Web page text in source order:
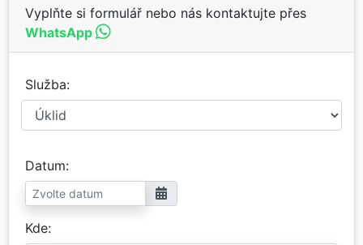
Vyplňte si formulář nebo nás kontaktujte přes
WhatsApp
Služba
Datum
Kde